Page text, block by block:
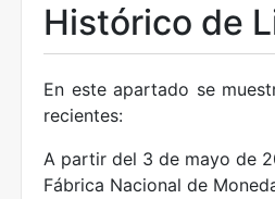
Mostrar/Ocultar
Mostrar/Ocultar
Histórico de
En este apartado se
recientes:
A partir del 3 de mayo de
Fábrica Nacional de